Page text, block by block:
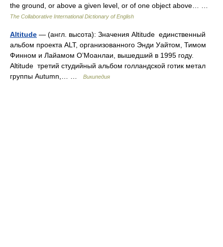
the ground, or above a given level, or of one object above… …
The Collaborative International Dictionary of English
Altitude — (англ. высота): Значения Altitude единственный
альбом проекта ALT, организованного Энди Уайтом, Тимом
Финном и Лайамом О’Моанлаи, вышедший в 1995 году.
Altitude третий студийный альбом голландской готик метал
группы Autumn,… …
Википедия